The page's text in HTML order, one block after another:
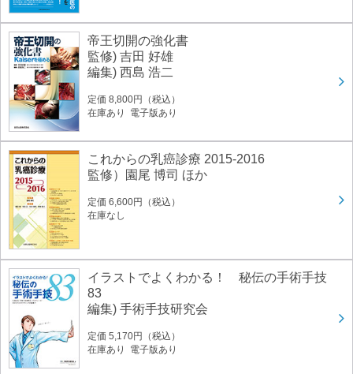
帝王切開の強化書
監修) 吉田 好雄
編集) 西島 浩二
定価 8,800円（税込）
在庫あり 電子版あり
これからの乳癌診療 2015-2016
監修）園尾 博司 ほか
定価 6,600円（税込）
在庫なし
イラストでよくわかる！ 秘伝の手術手技
83
編集) 手術手技研究会
定価 5,170円（税込）
在庫あり 電子版あり